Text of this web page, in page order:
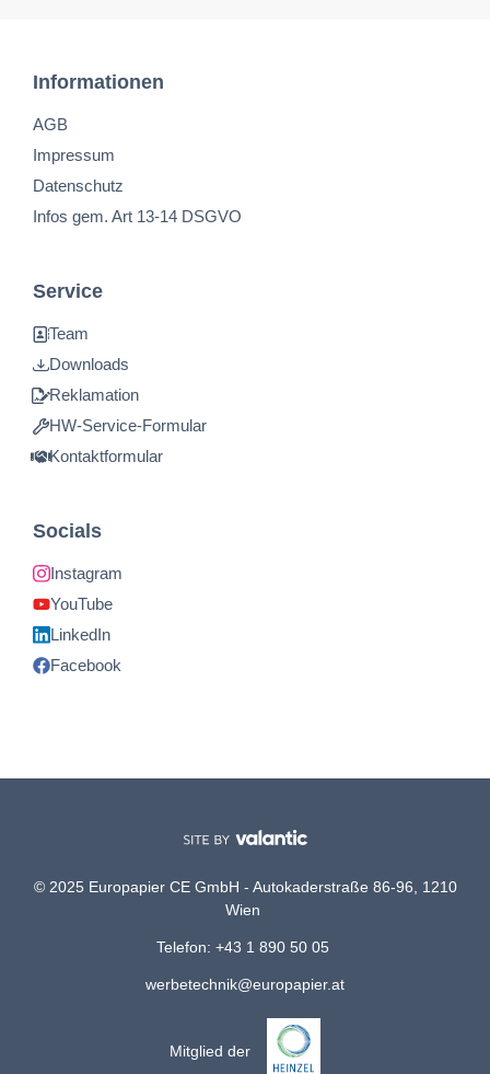
Informationen
AGB
Impressum
Datenschutz
Infos gem. Art 13-14 DSGVO
Service
Team
Downloads
Reklamation
HW-Service-Formular
Kontaktformular
Socials
Instagram
YouTube
LinkedIn
Facebook
© 2025 Europapier CE GmbH - Autokaderstraße 86-96, 1210
Wien
Telefon: +43 1 890 50 05
werbetechnik@europapier.at
Mitglied der